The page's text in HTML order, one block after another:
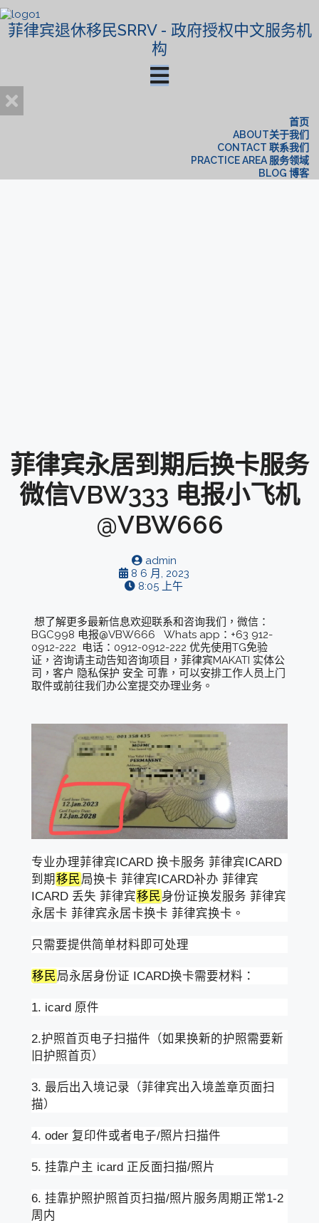
菲律宾退休移民SRRV - 政府授权中文服务机
构
首页
ABOUT关于我们
CONTACT 联系我们
PRACTICE AREA 服务领域
BLOG 博客
菲律宾永居到期后换卡服务
微信VBW333 电报小飞机
@VBW666
admin
8 6 月, 2023
8:05 上午
想了解更多最新信息欢迎联系和咨询我们，微信：
BGC998 电报@VBW666 Whats app：+63 912-
0912-222 电话：0912-0912-222 优先使用TG免验
证，咨询请主动告知咨询项目，菲律宾MAKATI 实体公
司，客户 隐私保护 安全 可靠，可以安排工作人员上门
取件或前往我们办公室提交办理业务。
专业办理菲律宾ICARD 换卡服务 菲律宾ICARD
到期 移民局换卡 菲律宾ICARD补办 菲律宾
ICARD 丢失 菲律宾移民身份证换发服务 菲律宾
永居卡 菲律宾永居卡换卡 菲律宾换卡。
只需要提供简单材料即可处理
移民局永居身份证 ICARD换卡需要材料：
1. icard 原件
2.护照首页电子扫描件（如果换新的护照需要新
旧护照首页）
3. 最后出入境记录（菲律宾出入境盖章页面扫
描）
4. oder 复印件或者电子/照片扫描件
5. 挂靠户主 icard 正反面扫描/照片
6. 挂靠护照护照首页扫描/照片服务周期正常1-2
周内